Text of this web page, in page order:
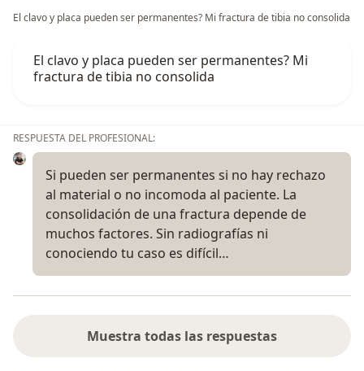
El clavo y placa pueden ser permanentes? Mi fractura de tibia no consolida
El clavo y placa pueden ser permanentes? Mi
fractura de tibia no consolida
RESPUESTA DEL PROFESIONAL:
Si pueden ser permanentes si no hay rechazo
al material o no incomoda al paciente. La
consolidación de una fractura depende de
muchos factores. Sin radiografías ni
conociendo tu caso es difícil…
Muestra todas las respuestas